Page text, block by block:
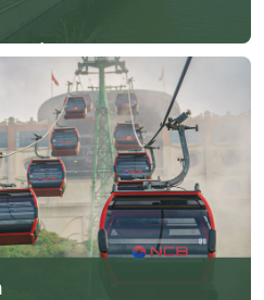
tạo lớn nhất tại nước ta cho tới thời
dựng từ năm 1981 và hoàn
vụ cung cấp nước, đây cũng...